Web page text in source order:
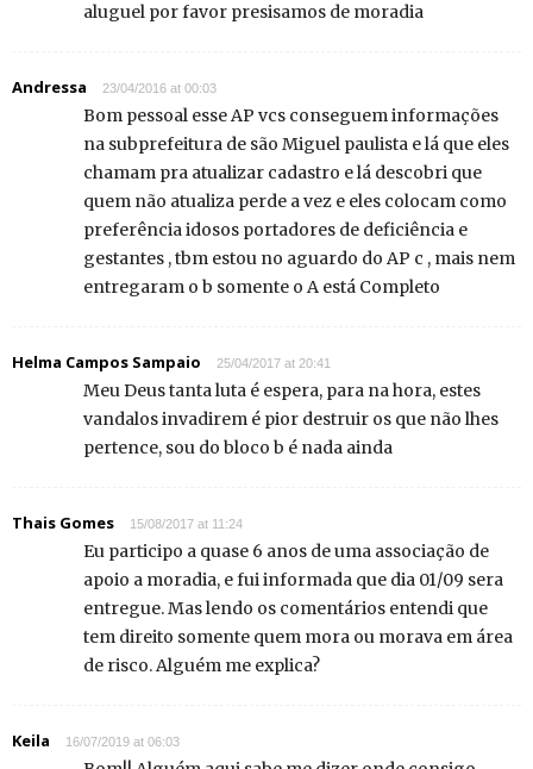
aluguel por favor presisamos de moradia
Andressa 23/04/2016 at 00:03
Bom pessoal esse AP vcs conseguem informações
na subprefeitura de são Miguel paulista e lá que eles
chamam pra atualizar cadastro e lá descobri que
quem não atualiza perde a vez e eles colocam como
preferência idosos portadores de deficiência e
gestantes , tbm estou no aguardo do AP c , mais nem
entregaram o b somente o A está Completo
Helma Campos Sampaio 25/04/2017 at 20:41
Meu Deus tanta luta é espera, para na hora, estes
vandalos invadirem é pior destruir os que não lhes
pertence, sou do bloco b é nada ainda
Thais Gomes 15/08/2017 at 11:24
Eu participo a quase 6 anos de uma associação de
apoio a moradia, e fui informada que dia 01/09 sera
entregue. Mas lendo os comentários entendi que
tem direito somente quem mora ou morava em área
de risco. Alguém me explica?
Keila 16/07/2019 at 06:03